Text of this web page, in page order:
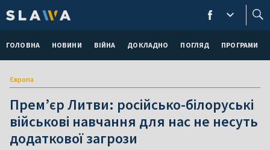
ГОЛОВНА НОВИНИ ВІЙНА ДОКЛАДНО ПОГЛЯД ПРОГРАМИ
Європа
Прем’єр Литви: російсько-білоруські
військові навчання для нас не несуть
додаткової загрози